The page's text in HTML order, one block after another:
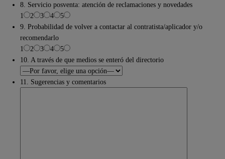
8. Servicio posventa: atención de reclamaciones y novedades
1
2 3 4
5
9. Probabilidad de volver a contactar al contratista/aplicador y/o
recomendarlo
1
2 3 4
5
10. A través de que medios se enteró del directorio
11. Sugerencias y comentarios